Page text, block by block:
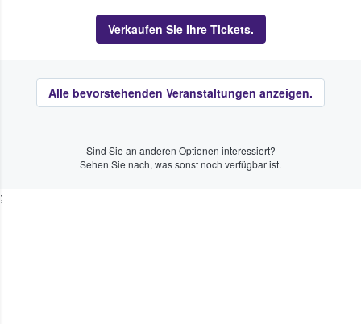
Verkaufen Sie Ihre Tickets.
Alle bevorstehenden Veranstaltungen anzeigen.
Sind Sie an anderen Optionen interessiert?
Sehen Sie nach, was sonst noch verfügbar ist.
;